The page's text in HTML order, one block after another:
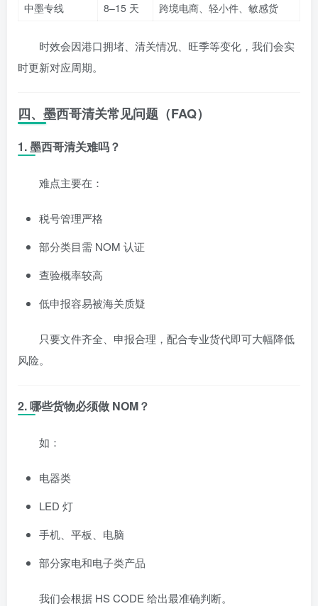
中墨专线
8–15 天 跨境电商、轻小件、敏感货
时效会因港口拥堵、清关情况、旺季等变化，我们会实
时更新对应周期。
四、墨西哥清关常见问题（FAQ）
1. 墨西哥清关难吗？
难点主要在：
税号管理严格
部分类目需 NOM 认证
查验概率较高
低申报容易被海关质疑
只要文件齐全、申报合理，配合专业货代即可大幅降低
风险。
2. 哪些货物必须做 NOM？
如：
电器类
LED 灯
手机、平板、电脑
部分家电和电子类产品
我们会根据 HS CODE 给出最准确判断。